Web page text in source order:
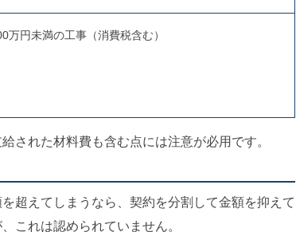
円未満の工事（消費税含む）
された材料費も含む点には注意が必用です。
超えてしまうなら、契約を分割して金額を抑えて
これは認められていません。